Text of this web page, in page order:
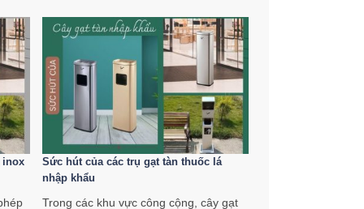
inox
Sức hút của các trụ gạt tàn thuốc lá
nhập khẩu
Trong các khu vực công cộng, cây gạt